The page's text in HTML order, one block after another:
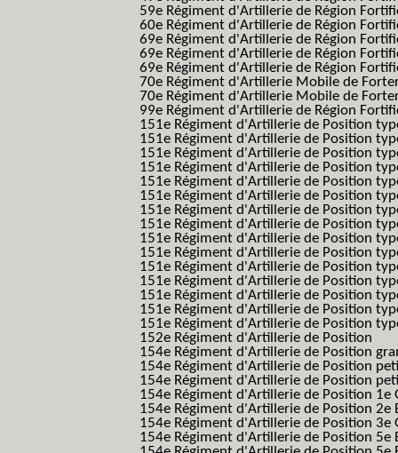
59e Régiment d'Artillerie de Région
60e Régiment d'Artillerie de Région
69e Régiment d'Artillerie de Région
69e Régiment d'Artillerie de Région
69e Régiment d'Artillerie de Région
70e Régiment d'Artillerie Mobile de
70e Régiment d'Artillerie Mobile de
99e Régiment d'Artillerie de Région
151e Régiment d'Artillerie de Position
151e Régiment d'Artillerie de Position
151e Régiment d'Artillerie de Position
151e Régiment d'Artillerie de Position
151e Régiment d'Artillerie de Position
151e Régiment d'Artillerie de Position
151e Régiment d'Artillerie de Position
151e Régiment d'Artillerie de Position
151e Régiment d'Artillerie de Position
151e Régiment d'Artillerie de Position
151e Régiment d'Artillerie de Position
151e Régiment d'Artillerie de Position
151e Régiment d'Artillerie de Position
151e Régiment d'Artillerie de Position
151e Régiment d'Artillerie de Position
152e Régiment d'Artillerie de Position
154e Régiment d'Artillerie de Position
154e Régiment d'Artillerie de Position
154e Régiment d'Artillerie de Position
154e Régiment d'Artillerie de Position 1e
154e Régiment d'Artillerie de Position 2e
154e Régiment d'Artillerie de Position 3e
154e Régiment d'Artillerie de Position 5e